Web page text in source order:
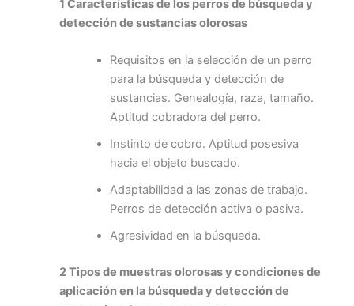
1 Características de los perros de búsqueda y
detección de sustancias olorosas
Requisitos en la selección de un perro
para la búsqueda y detección de
sustancias. Genealogía, raza, tamaño.
Aptitud cobradora del perro.
Instinto de cobro. Aptitud posesiva
hacia el objeto buscado.
Adaptabilidad a las zonas de trabajo.
Perros de detección activa o pasiva.
Agresividad en la búsqueda.
2 Tipos de muestras olorosas y condiciones de
aplicación en la búsqueda y detección de